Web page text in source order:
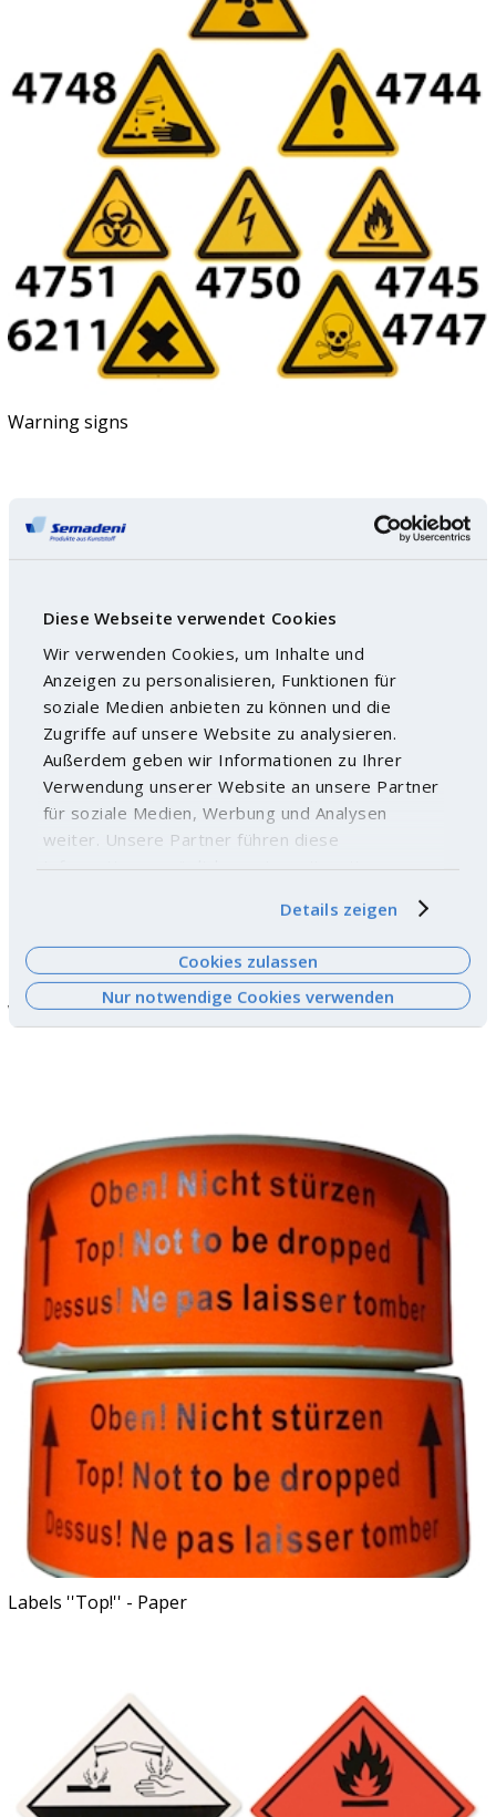
Diese Webseite verwendet Cookies
Wir verwenden Cookies, um Inhalte und
Anzeigen zu personalisieren, Funktionen für
soziale Medien anbieten zu können und die
Zugriffe auf unsere Website zu analysieren.
Außerdem geben wir Informationen zu Ihrer
Verwendung unserer Website an unsere Partner
für soziale Medien, Werbung und Analysen
weiter. Unsere Partner führen diese
Informationen möglicherweise mit weiteren
haben oder die sie im Rahmen Ihrer Nutzung der
Dienste gesammelt haben. Weitere
Informationen finden Siehier.
Details zeigen
Cookies zulassen
Nur notwendige Cookies verwenden
Warning signs
Warning labels ''Vorsicht Glas'' - Paper
Labels ''Top!'' - Paper